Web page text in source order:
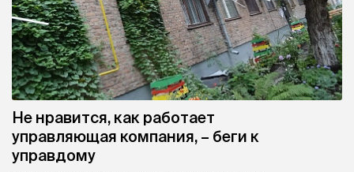
Не нравится, как работает
управляющая компания, – беги к
управдому